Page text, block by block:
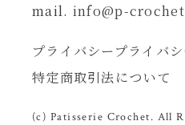
mail. info@p-
プライバシープライバ
特定商取引法について
(c) Patisserie Crochet. All